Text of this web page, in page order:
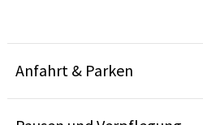
Anfahrt & Parken